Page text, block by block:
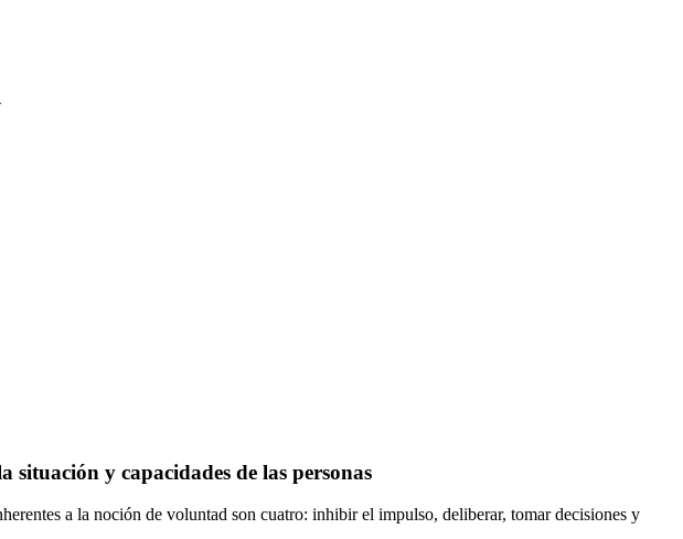
situación y capacidades de las personas
a la noción de voluntad son cuatro: inhibir el impulso, deliberar, tomar decisiones y